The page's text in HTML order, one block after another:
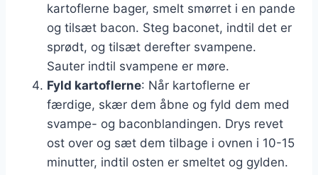
kartoflerne bager, smelt smørret i en pande
og tilsæt bacon. Steg baconet, indtil det er
sprødt, og tilsæt derefter svampene.
Sauter indtil svampene er møre.
Fyld kartoflerne: Når kartoflerne er
færdige, skær dem åbne og fyld dem med
svampe- og baconblandingen. Drys revet
ost over og sæt dem tilbage i ovnen i 10-15
minutter, indtil osten er smeltet og gylden.